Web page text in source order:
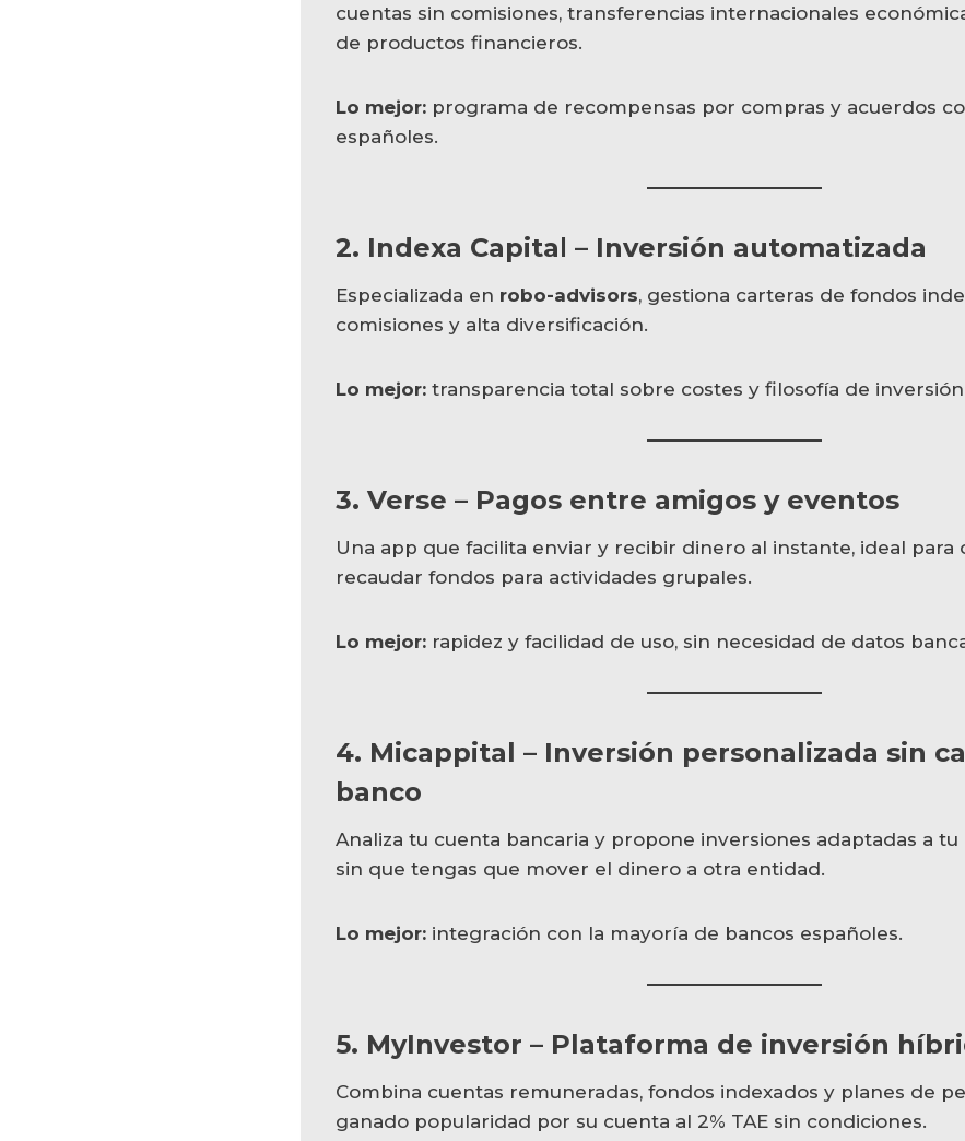
cuentas sin comisiones, transferencias internacionales
de productos financieros.
Lo mejor: programa de recompensas por compras y acuerdos
españoles.
2. Indexa Capital – Inversión automatizada
Especializada en robo-advisors, gestiona carteras de fondos
comisiones y alta diversificación.
Lo mejor: transparencia total sobre costes y filosofía de inversión
3. Verse – Pagos entre amigos y eventos
Una app que facilita enviar y recibir dinero al instante, ideal para
recaudar fondos para actividades grupales.
Lo mejor: rapidez y facilidad de uso, sin necesidad de datos
4. Micappital – Inversión personalizada sin
banco
Analiza tu cuenta bancaria y propone inversiones adaptadas a
sin que tengas que mover el dinero a otra entidad.
Lo mejor: integración con la mayoría de bancos españoles.
5. MyInvestor – Plataforma de inversión
Combina cuentas remuneradas, fondos indexados y planes de
ganado popularidad por su cuenta al 2% TAE sin condiciones.